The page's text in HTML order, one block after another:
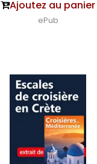
Ajoutez au panier
ePub